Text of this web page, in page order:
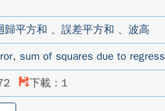
歸平方和 、 誤差平方和 、 波高
, sum of squares due to
下載：1